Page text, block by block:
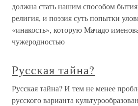
должна стать нашим способом
религия, и поэзия суть попытки
«инакость», которую Мачадо
чужеродностью
Русская тайна?
Русская тайна? И тем не менее
русского варианта